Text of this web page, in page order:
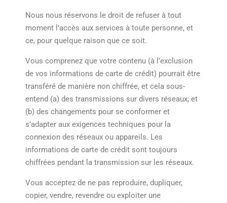
Nous nous réservons le droit de refuser à tout
moment l’accès aux services à toute personne, et
ce, pour quelque raison que ce soit.
Vous comprenez que votre contenu (à l’exclusion
de vos informations de carte de crédit) pourrait être
transféré de manière non chiffrée, et cela sous-
entend (a) des transmissions sur divers réseaux; et
(b) des changements pour se conformer et
s’adapter aux exigences techniques pour la
connexion des réseaux ou appareils. Les
informations de carte de crédit sont toujours
chiffrées pendant la transmission sur les réseaux.
Vous acceptez de ne pas reproduire, dupliquer,
copier, vendre, revendre ou exploiter une